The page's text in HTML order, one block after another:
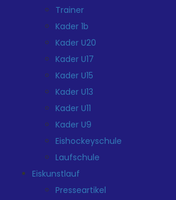
Trainer
Kader 1b
Kader U20
Kader U17
Kader U15
Kader U13
Kader U11
Kader U9
Eishockeyschule
Laufschule
Eiskunstlauf
Presseartikel